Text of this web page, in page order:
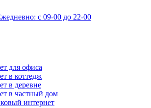
с 09-00 до 22-00
для офиса
в коттедж
в деревне
в частный дом
интернет